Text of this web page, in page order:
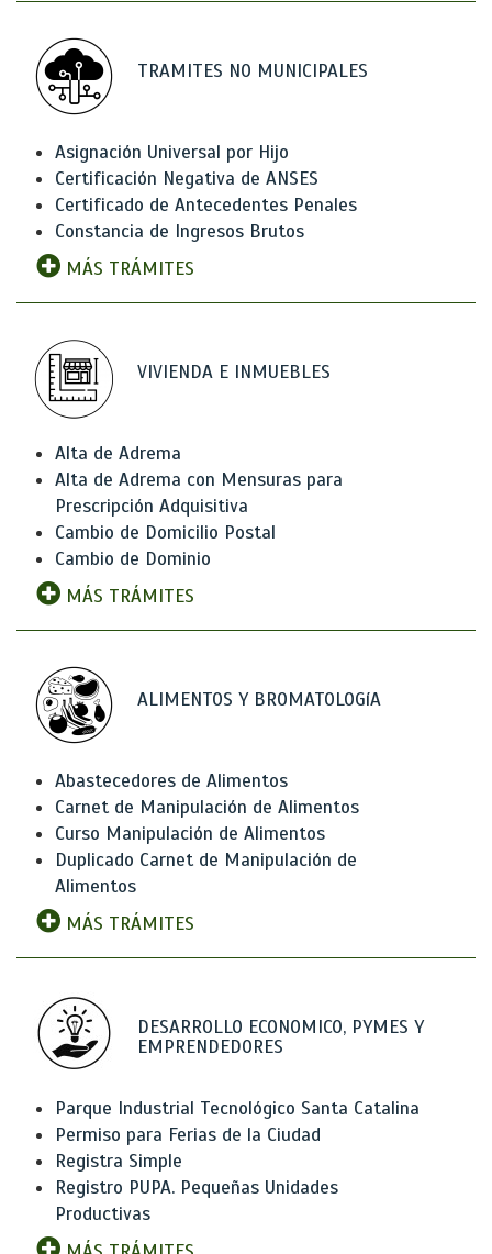
TRAMITES NO MUNICIPALES
Asignación Universal por Hijo
Certificación Negativa de ANSES
Certificado de Antecedentes Penales
Constancia de Ingresos Brutos
MÁS TRÁMITES
VIVIENDA E INMUEBLES
Alta de Adrema
Alta de Adrema con Mensuras para
Prescripción Adquisitiva
Cambio de Domicilio Postal
Cambio de Dominio
MÁS TRÁMITES
ALIMENTOS Y BROMATOLOGíA
Abastecedores de Alimentos
Carnet de Manipulación de Alimentos
Curso Manipulación de Alimentos
Duplicado Carnet de Manipulación de
Alimentos
MÁS TRÁMITES
DESARROLLO ECONOMICO, PYMES Y
EMPRENDEDORES
Parque Industrial Tecnológico Santa Catalina
Permiso para Ferias de la Ciudad
Registra Simple
Registro PUPA. Pequeñas Unidades
Productivas